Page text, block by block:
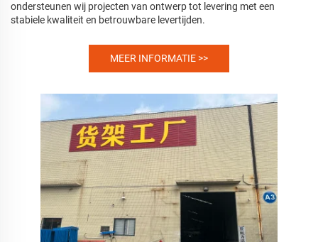
ondersteunen wij projecten van ontwerp tot levering met een
stabiele kwaliteit en betrouwbare levertijden.
MEER INFORMATIE >>